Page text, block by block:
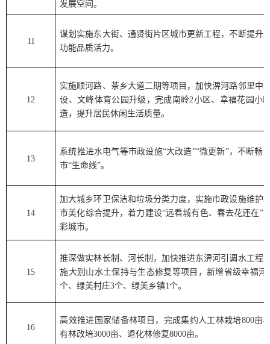
发展空间。
11
谋划实施东大街、通贤街片区城市更新工程，不断提升
功能品质活力。
12
实施顺河路、茶乡大道二期等项目，加快淠河路邻里中
设、文峰体育公园升级，完成南岭2小区、幸福花园小
造，提升居民休闲生活质量。
13
系统推进水电气等市政设施“大改造”“微更新”，不断畅
市“生命线”。
14
加大城乡环卫保洁和垃圾分类力度，实施市政设施维护
市美化综合提升，着力建设“远看城有色、春去花还在”
彩城市。
15
推深做实林长制、河长制，加快推进东淠河引调水工程
施大别山水土保持与生态修复等项目，新增省级幸福河
个、绿美村庄3个、绿美乡镇1个。
16
高效推进国家储备林项目，完成集约人工林栽培800亩
有林改培3000亩、退化林修复8000亩。